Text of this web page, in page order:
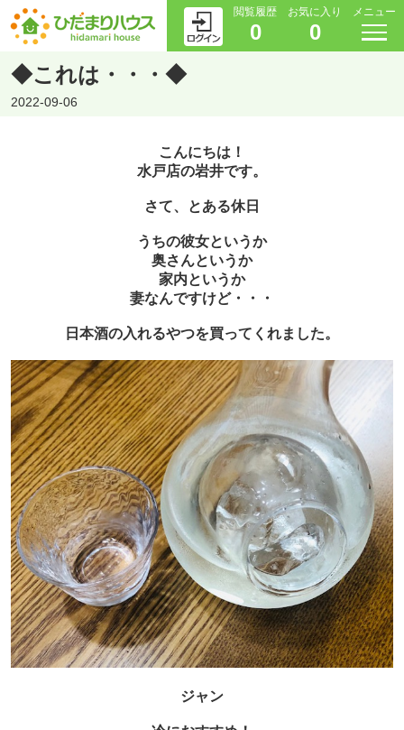
閲覧履歴
0
お気に入り
0
メニュー
◆これは・・・◆
2022-09-06
こんにちは！
水戸店の岩井です。
さて、とある休日
うちの彼女というか
奥さんというか
家内というか
妻なんですけど・・・
日本酒の入れるやつを買ってくれました。
ジャン